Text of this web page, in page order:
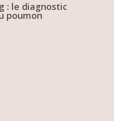
: le diagnostic
poumon